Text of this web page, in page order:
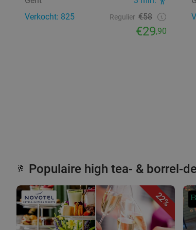
Verkocht: 825
Regulier €58
€29,90
🥂 Populaire high tea- & borrel-
22%